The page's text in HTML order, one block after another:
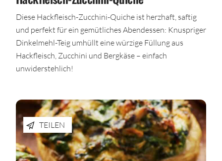
Diese Hackfleisch-Zucchini-Quiche ist herzhaft, saftig
und perfekt für ein gemütliches Abendessen: Knuspriger
Dinkelmehl-Teig umhüllt eine würzige Füllung aus
Hackfleisch, Zucchini und Bergkäse – einfach
unwiderstehlich!
TEILEN